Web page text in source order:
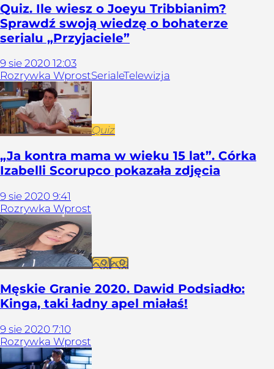
Quiz. Ile wiesz o Joeyu Tribbianim?
Sprawdź swoją wiedzę o bohaterze
serialu „Przyjaciele”
9 sie 2020 12:03
Rozrywka WprostSerialeTelewizja
Quiz
„Ja kontra mama w wieku 15 lat”. Córka
Izabelli Scorupco pokazała zdjęcia
9 sie 2020 9:41
Rozrywka Wprost
Galeria
Męskie Granie 2020. Dawid Podsiadło:
Kinga, taki ładny apel miałaś!
9 sie 2020 7:10
Rozrywka Wprost